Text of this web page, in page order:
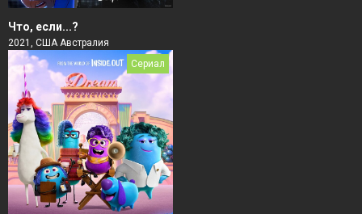
Что, если...?
2021, США Австралия
Сериал